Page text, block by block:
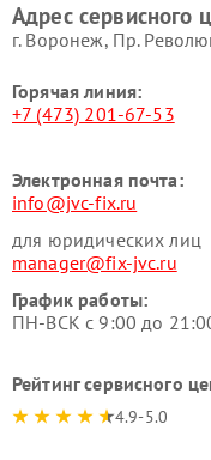
Адрес сервисного
г. Воронеж, Пр.
Горячая линия:
+7 (473) 201-67-53
Электронная почта:
info@jvc-fix.ru
для юридических лиц
manager@fix-jvc.ru
График работы:
ПН-ВСК с 9:00 до
Рейтинг сервисного
4.9-5.0